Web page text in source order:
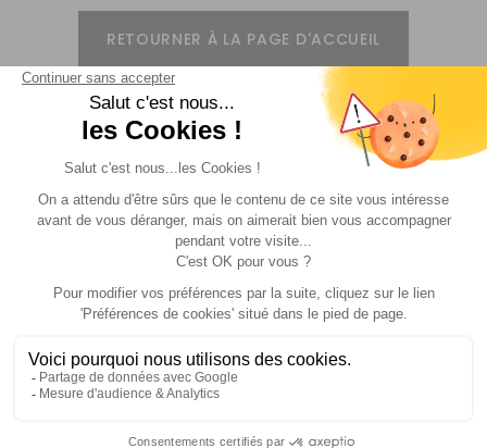
RETOURNER À LA PAGE D'ACCUEIL
Livraison
Expédié sous 72h
Paiements
Sécurisés
Avantages
Suivez-nous !